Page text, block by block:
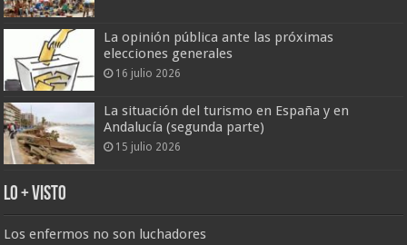
La opinión pública ante las próximas
elecciones generales
16 julio 2026
La situación del turismo en España y en
Andalucía (segunda parte)
15 julio 2026
Lo + Visto
Los enfermos no son luchadores